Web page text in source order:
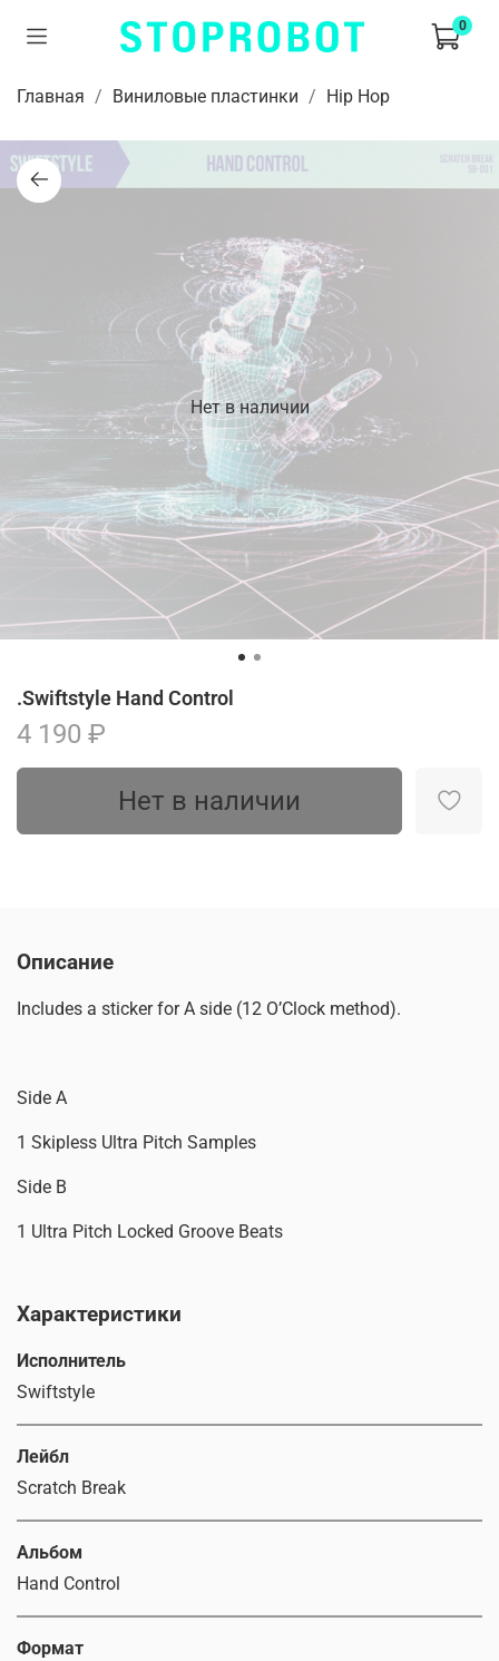
0
Главная Виниловые пластинки Hip Hop
Нет в наличии
.Swiftstyle Hand Control
4 190 ₽
Нет в наличии
Описание
Includes a sticker for A side (12 O’Clock method).
Side A
1 Skipless Ultra Pitch Samples
Side B
1 Ultra Pitch Locked Groove Beats
Характеристики
Исполнитель
Swiftstyle
Лейбл
Scratch Break
Альбом
Hand Control
Формат